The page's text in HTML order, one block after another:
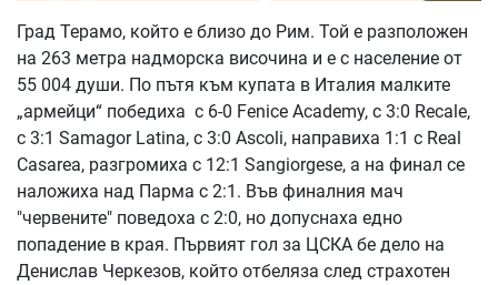
Град Терамо, който е близо до Рим. Той е разположен
на 263 метра надморска височина и е с население от
55 004 души. По пътя към купата в Италия малките
„армейци“ победиха с 6-0 Fenice Academy, с 3:0 Recale,
с 3:1 Samagor Latina, с 3:0 Ascoli, направиха 1:1 с Real
Casarea, разгромиха с 12:1 Sangiorgese, а на финал се
наложиха над Парма с 2:1. Във финалния мач
"червените" поведоха с 2:0, но допуснаха едно
попадение в края. Първият гол за ЦСКА бе дело на
Денислав Черкезов, който отбеляза след страхотен